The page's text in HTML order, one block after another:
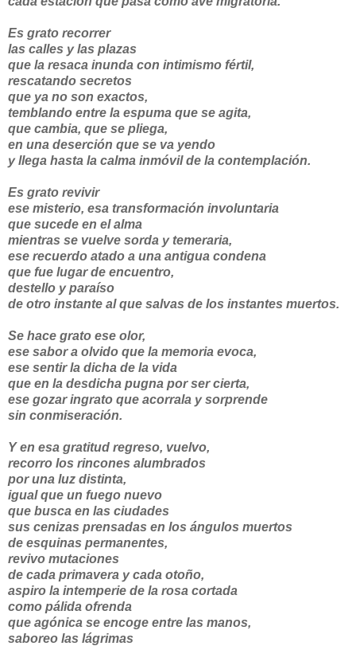
Es grato recorrer
las calles y las plazas
que la resaca inunda con intimismo fértil,
rescatando secretos
que ya no son exactos,
temblando entre la espuma que se agita,
que cambia, que se pliega,
en una deserción que se va yendo
y llega hasta la calma inmóvil de la contemplación.
Es grato revivir
ese misterio, esa transformación involuntaria
que sucede en el alma
mientras se vuelve sorda y temeraria,
ese recuerdo atado a una antigua condena
que fue lugar de encuentro,
destello y paraíso
de otro instante al que salvas de los instantes muertos.
Se hace grato ese olor,
ese sabor a olvido que la memoria evoca,
ese sentir la dicha de la vida
que en la desdicha pugna por ser cierta,
ese gozar ingrato que acorrala y sorprende
sin conmiseración.
Y en esa gratitud regreso, vuelvo,
recorro los rincones alumbrados
por una luz distinta,
igual que un fuego nuevo
que busca en las ciudades
sus cenizas prensadas en los ángulos muertos
de esquinas permanentes,
revivo mutaciones
de cada primavera y cada otoño,
aspiro la intemperie de la rosa cortada
como pálida ofrenda
que agónica se encoge entre las manos,
saboreo las lágrimas